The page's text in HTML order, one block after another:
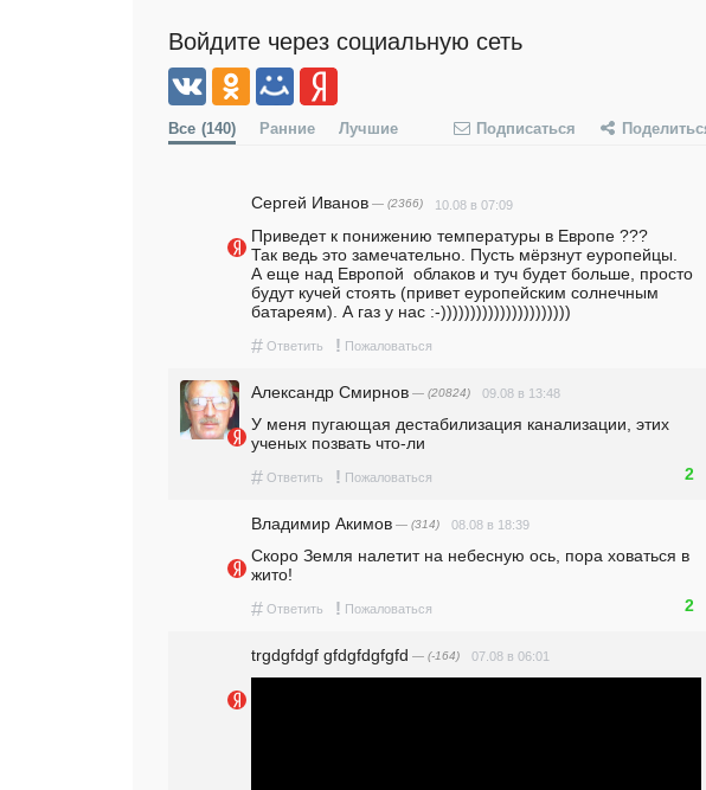
Войдите через социальную сеть
Все (140) Ранние Лучшие Подписаться
Сергей Иванов — (2366) 10.08 в 07:09
Приведет к понижению температуры в Европе ???
Так ведь это замечательно. Пусть мёрзнут еуропейцы.
А еще над Европой  облаков и туч будет больше, просто
будут кучей стоять (привет еуропейским солнечным
батареям). А газ у нас :-))))))))))))))))))))))
# Ответить ! Пожаловаться
Александр Смирнов — (20824) 09.08 в 13:48
У меня пугающая дестабилизация канализации, этих
ученых позвать что-ли
# Ответить ! Пожаловаться 2
Владимир Акимов — (314) 08.08 в 18:39
Скоро Земля налетит на небесную ось, пора ховаться в
жито!
# Ответить ! Пожаловаться 2
trgdgfdgf gfdgfdgfgfd — (-164) 07.08 в 06:01